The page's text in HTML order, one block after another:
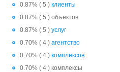
0.87% ( 5 ) клиенты
0.87% ( 5 ) объектов
0.87% ( 5 ) услуг
0.70% ( 4 ) агентство
0.70% ( 4 ) комплексов
0.70% ( 4 ) комплексы